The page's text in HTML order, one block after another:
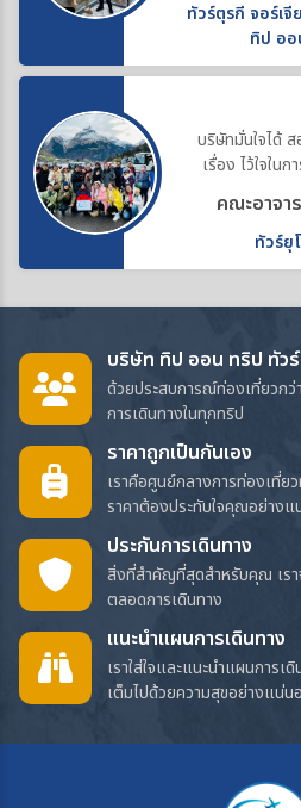
ทัวร์ตุรกี จอร์เ
ทิป ออ
บริษัทมั่นใจได้
เรื่อง ไว้ใจใน
คณะอาจา
ทัวร์ยุ
บริษัท ทิป ออน ทริป ทัว
ด้วยประสบการณ์ท่องเที่ยวกว่
การเดินทางในทุกทริป
ราคาถูกเป็นกันเอง
เราคือศูนย์กลางการท่องเที่ย
ราคาต้องประทับใจคุณอย่างแ
ประกันการเดินทาง
สิ่งที่สำคัญที่สุดสำหรับคุณ เร
ตลอดการเดินทาง
แนะนำแผนการเดินทาง
เราใส่ใจและแนะนำแผนการ
เต็มไปด้วยความสุขอย่างแน่น